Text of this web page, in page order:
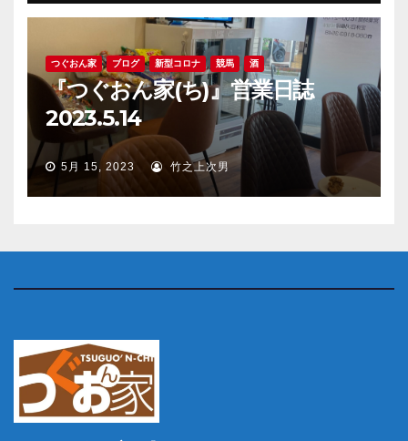
つぐおん家 ブログ 新型コロナ 競馬 酒
『つぐおん家(ち)』営業日誌
2023.5.14
5月 15, 2023 竹之上次男